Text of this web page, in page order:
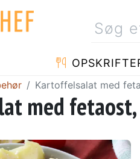
Kartoffelsalat med
med